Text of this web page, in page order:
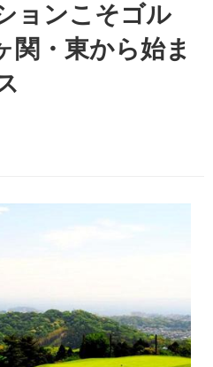
ョンこそゴル
関・東から始ま